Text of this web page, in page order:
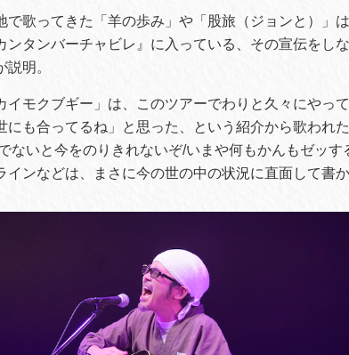
で歌ってきた「羊の歩み」や「股旅（ジョンと）」
ンタンバーチャビレ』に入っている、その宣伝をし
説明。
イモクブギー」は、このツアーでわりと久々にやっ
にも合ってるね」と思った、という紹介から歌われ
ないと今をのりきれないぞ/いまや何もかんもゼッ
インなどは、まさに今の世の中の状況に直面して書